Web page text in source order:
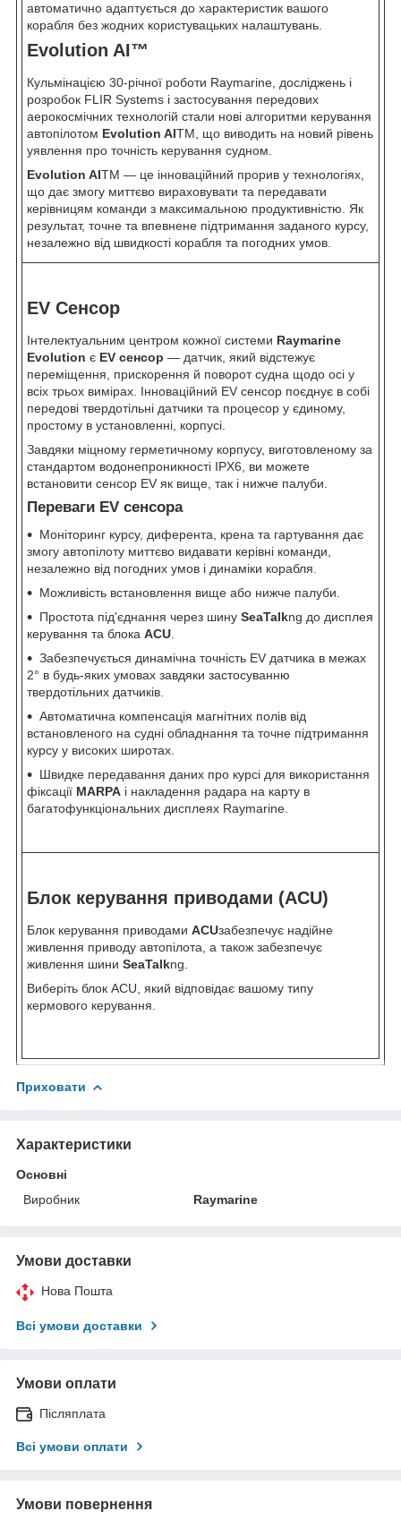
автоматично адаптується до характеристик вашого
корабля без жодних користувацьких налаштувань.
Evolution AI™
Кульмінацією 30-річної роботи Raymarine, досліджень і
розробок FLIR Systems і застосування передових
аерокосмічних технологій стали нові алгоритми керування
автопілотом Evolution AITM, що виводить на новий рівень
уявлення про точність керування судном.
Evolution AITM — це інноваційний прорив у технологіях,
що дає змогу миттєво вираховувати та передавати
керівницям команди з максимальною продуктивністю. Як
результат, точне та впевнене підтримання заданого курсу,
незалежно від швидкості корабля та погодних умов.
EV Сенсор
Інтелектуальним центром кожної системи Raymarine
Evolution є EV сенсор — датчик, який відстежує
переміщення, прискорення й поворот судна щодо осі у
всіх трьох вимірах. Інноваційний EV сенсор поєднує в собі
передові твердотільні датчики та процесор у єдиному,
простому в установленні, корпусі.
Завдяки міцному герметичному корпусу, виготовленому за
стандартом водонепроникності IPX6, ви можете
встановити сенсор EV як вище, так і нижче палуби.
Переваги EV сенсора
Моніторинг курсу, диферента, крена та гартування дає
змогу автопілоту миттєво видавати керівні команди,
незалежно від погодних умов і динаміки корабля.
Можливість встановлення вище або нижче палуби.
Простота під'єднання через шину SeaTalkng до дисплея
керування та блока ACU
Забезпечується динамічна точність EV датчика в межах
2° в будь-яких умовах завдяки застосуванню
твердотільних датчиків.
Автоматична компенсація магнітних полів від
встановленого на судні обладнання та точне підтримання
курсу у високих широтах.
Швидке передавання даних про курсі для використання
фіксації MARPA і накладення радара на карту в
багатофункціональних дисплеях Raymarine.
Блок керування приводами (ACU)
Блок керування приводами ACUзабезпечує надійне
живлення приводу автопілота, а також забезпечує
живлення шини SeaTalkng
Виберіть блок ACU, який відповідає вашому типу
кермового керування.
Приховати
Характеристики
Основні
Виробник
Raymarine
Умови доставки
Нова Пошта
Всі умови доставки
Умови оплати
Післяплата
Всі умови оплати
Умови повернення